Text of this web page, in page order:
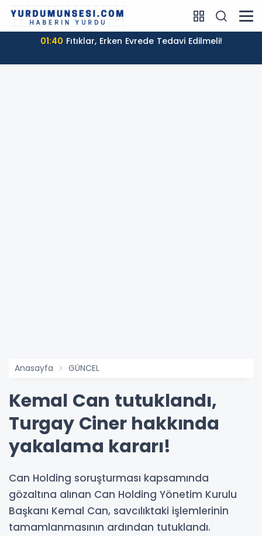
01:40 Fıtıklar, Erken Evrede Tedavi Edilmeli!
Anasayfa GÜNCEL
Kemal Can tutuklandı,
Turgay Ciner hakkında
yakalama kararı!
Can Holding soruşturması kapsamında
gözaltına alınan Can Holding Yönetim Kurulu
Başkanı Kemal Can, savcılıktaki işlemlerinin
tamamlanmasının ardından tutuklandı.